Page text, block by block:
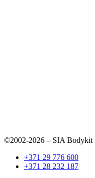
©2002-2026 – SIA Bodykit
+371 29 776 600
+371 28 232 187